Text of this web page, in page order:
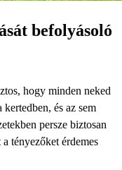
befolyásoló
hogy minden neked
és az sem
persze biztosan
tényezőket érdemes